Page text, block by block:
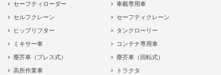
セーフティローダー
車載専用車
セルフクレーン
セーフティクレーン
ヒップリフター
タンクローリー
ミキサー車
コンテナ専用車
塵芥車（プレス式）
塵芥車（回転式）
高所作業車
トラクタ